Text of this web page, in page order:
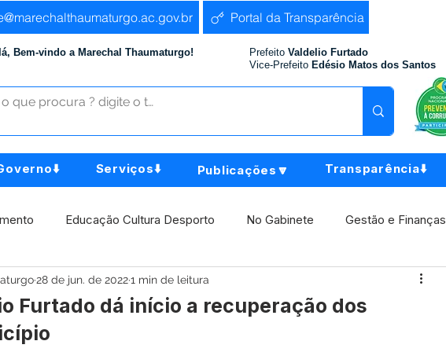
Portal da Transparência
Bem-vindo a Marechal Thaumaturgo! Prefeito Valdelio Furtado
Vice-Prefeito Edésio Matos dos Santos
Serviços⬇️ Publicações🔽 Transparência⬇️
Educação Cultura Desporto No Gabinete Gestão e Finanças
Social Comunidade Agricultura e Produção Meio Ambiente
Institucional e Governo
Furtado dá início a recuperação dos
28 de jun. de 20221 min de leitura